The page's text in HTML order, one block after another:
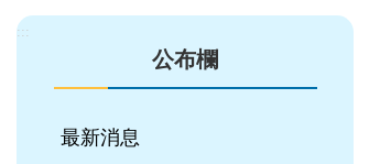
:::
公布欄
最新消息